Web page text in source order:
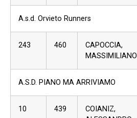
A.s.d. Orvieto Runners
243 460
CAPOCCIA,
MASSIMILIANO
A.S.D. PIANO MA ARRIVIAMO
10 439
COIANIZ,